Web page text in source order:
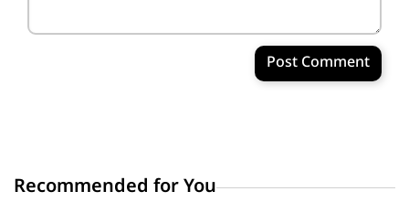
Post Comment
Recommended for You